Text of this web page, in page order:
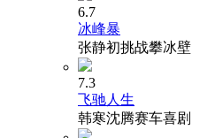
6.7
冰峰暴
张静初挑战攀冰壁
7.3
飞驰人生
韩寒沈腾赛车喜剧